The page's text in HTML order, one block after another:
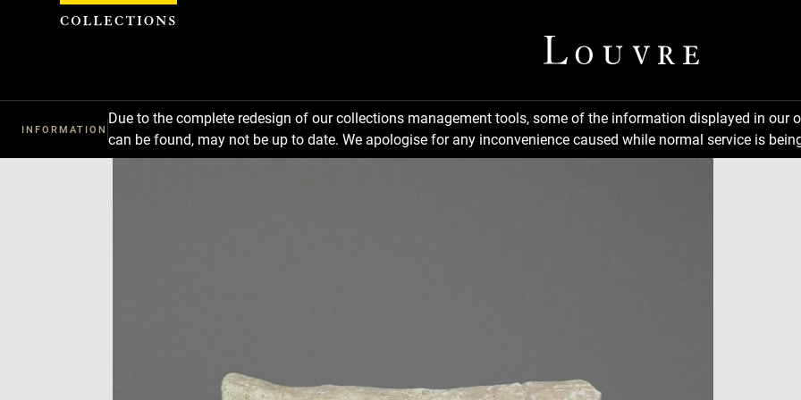
INFORMATION
Due to the complete redesign of our collections management tools, some of the information displayed in
can be found, may not be up to date. We apologise for any inconvenience caused while normal service is
Cookies management panel